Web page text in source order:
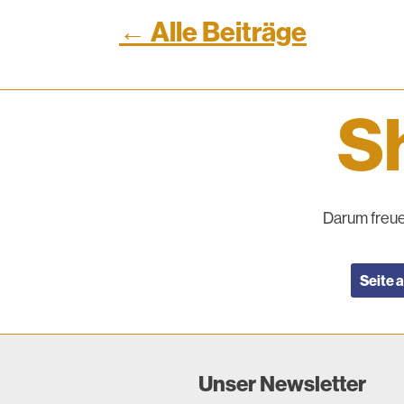
← Alle Beiträge
Darum
Seite
Unser Newsletter